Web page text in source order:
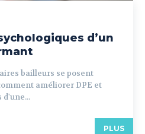
d’un
bailleurs se posent
améliorer DPE et
PLUS